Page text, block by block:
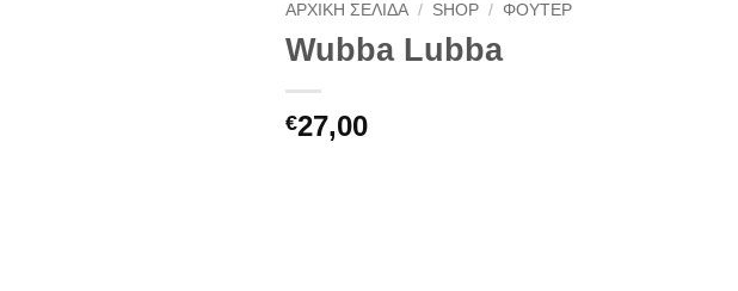
ΑΡΧΙΚΉ ΣΕΛΊΔΑ / SHOP / ΦΟΥΤΕΡ
Wubba Lubba
€27,00